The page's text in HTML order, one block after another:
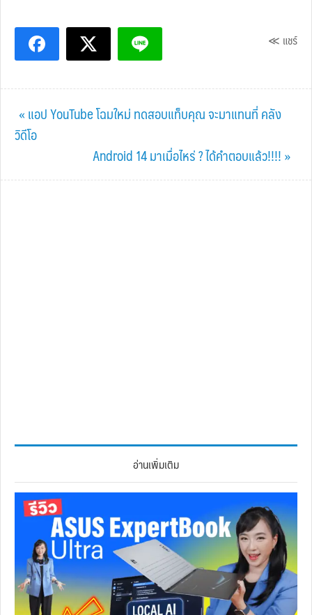
≪ แชร์
Previous
Post:
« แอป YouTube โฉมใหม่ ทดสอบแท็บคุณ จะมาแทนที่ คลัง
วิดีโอ
Next
Post:
Android 14 มาเมื่อไหร่ ? ได้คำตอบแล้ว!!!! »
อ่านเพิ่มเติม